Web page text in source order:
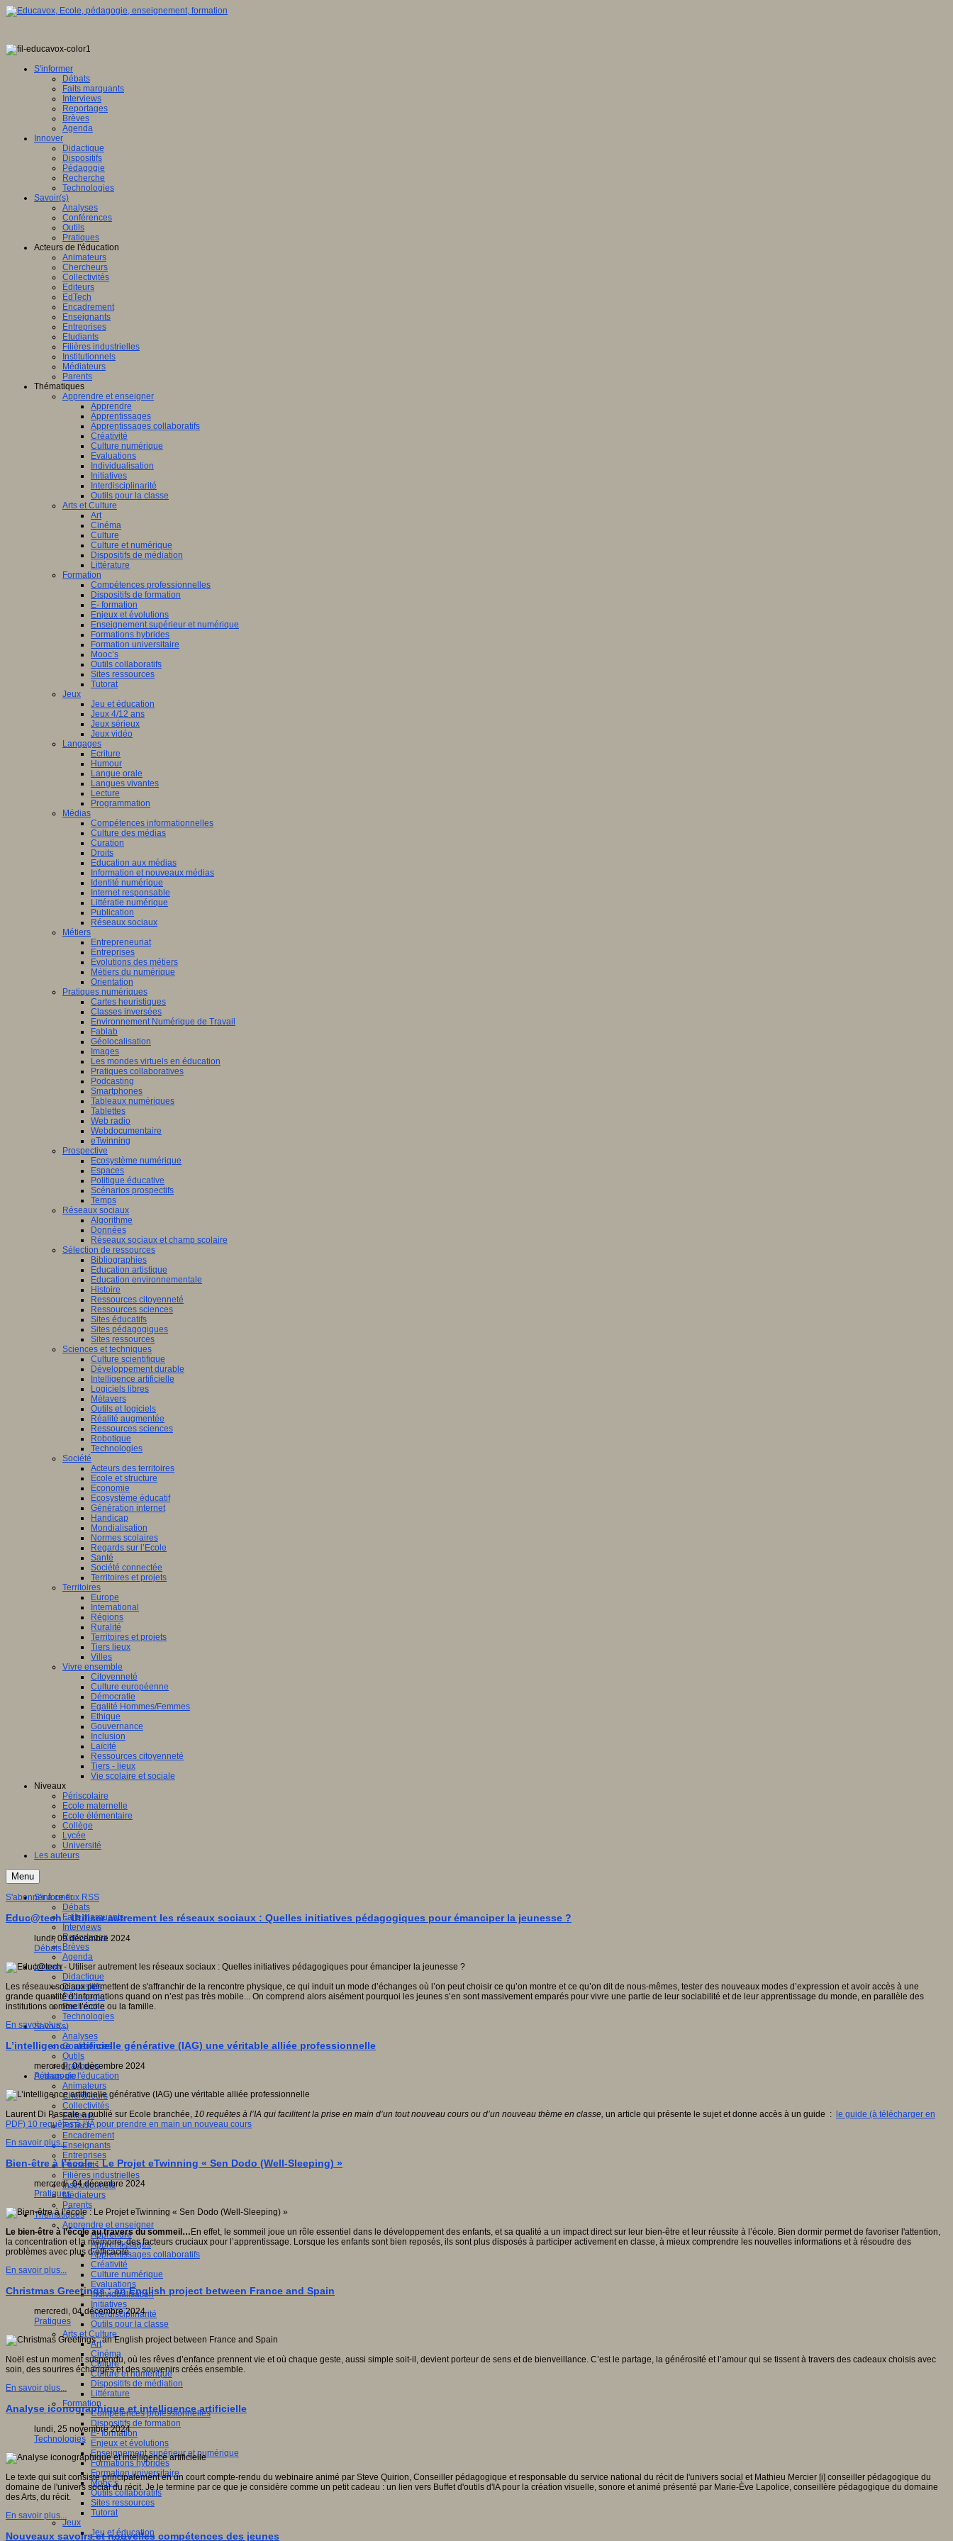
S'informer
Débats
Faits marquants
Interviews
Reportages
Brèves
Agenda
Innover
Didactique
Dispositifs
Pédagogie
Recherche
Technologies
Savoir(s)
Analyses
Conférences
Outils
Pratiques
Acteurs de l'éducation
Animateurs
Chercheurs
Collectivités
Editeurs
EdTech
Encadrement
Enseignants
Entreprises
Etudiants
Filières industrielles
Institutionnels
Médiateurs
Parents
Thématiques
Apprendre et enseigner
Apprendre
Apprentissages
Apprentissages collaboratifs
Créativité
Culture numérique
Evaluations
Individualisation
Initiatives
Interdisciplinarité
Outils pour la classe
Arts et Culture
Art
Cinéma
Culture
Culture et numérique
Dispositifs de médiation
Littérature
Formation
Compétences professionnelles
Dispositifs de formation
E- formation
Enjeux et évolutions
Enseignement supérieur et numérique
Formations hybrides
Formation universitaire
Mooc’s
Outils collaboratifs
Sites ressources
Tutorat
Jeux
Jeu et éducation
Jeux 4/12 ans
Jeux sérieux
Jeux vidéo
Langages
Ecriture
Humour
Langue orale
Langues vivantes
Lecture
Programmation
Médias
Compétences informationnelles
Culture des médias
Curation
Droits
Education aux médias
Information et nouveaux médias
Identité numérique
Internet responsable
Littératie numérique
Publication
Réseaux sociaux
Métiers
Entrepreneuriat
Entreprises
Evolutions des métiers
Métiers du numérique
Orientation
Pratiques numériques
Cartes heuristiques
Classes inversées
Environnement Numérique de Travail
Fablab
Géolocalisation
Images
Les mondes virtuels en éducation
Pratiques collaboratives
Podcasting
Smartphones
Tableaux numériques
Tablettes
Web radio
Webdocumentaire
eTwinning
Prospective
Ecosystème numérique
Espaces
Politique éducative
Scénarios prospectifs
Temps
Réseaux sociaux
Algorithme
Données
Réseaux sociaux et champ scolaire
Sélection de ressources
Bibliographies
Education artistique
Education environnementale
Histoire
Ressources citoyenneté
Ressources sciences
Sites éducatifs
Sites pédagogiques
Sites ressources
Sciences et techniques
Culture scientifique
Développement durable
Intelligence artificielle
Logiciels libres
Métavers
Outils et logiciels
Réalité augmentée
Ressources sciences
Robotique
Technologies
Société
Acteurs des territoires
Ecole et structure
Economie
Ecosystème éducatif
Génération internet
Handicap
Mondialisation
Normes scolaires
Regards sur l’Ecole
Santé
Société connectée
Territoires et projets
Territoires
Europe
International
Régions
Ruralité
Territoires et projets
Tiers lieux
Villes
Vivre ensemble
Citoyenneté
Culture européenne
Démocratie
Egalité Hommes/Femmes
Ethique
Gouvernance
Inclusion
Laïcité
Ressources citoyenneté
Tiers - lieux
Vie scolaire et sociale
Niveaux
Périscolaire
Ecole maternelle
Ecole élémentaire
Collège
Lycée
Université
Les auteurs
Menu
S'informer
Débats
Faits marquants
Interviews
Reportages
Brèves
Agenda
Innover
Didactique
Dispositifs
Pédagogie
Recherche
Technologies
Savoir(s)
Analyses
Conférences
Outils
Pratiques
Acteurs de l'éducation
Animateurs
Chercheurs
Collectivités
Editeurs
EdTech
Encadrement
Enseignants
Entreprises
Etudiants
Filières industrielles
Institutionnels
Médiateurs
Parents
Thématiques
Apprendre et enseigner
Apprendre
Apprentissages
Apprentissages collaboratifs
Créativité
Culture numérique
Evaluations
Individualisation
Initiatives
Interdisciplinarité
Outils pour la classe
Arts et Culture
Art
Cinéma
Culture
Culture et numérique
Dispositifs de médiation
Littérature
Formation
Compétences professionnelles
Dispositifs de formation
E- formation
Enjeux et évolutions
Enseignement supérieur et numérique
Formations hybrides
Formation universitaire
Mooc’s
Outils collaboratifs
Sites ressources
Tutorat
Jeux
Jeu et éducation
S'abonner à ce flux RSS
Educ@tech - Utiliser autrement les réseaux sociaux : Quelles initiatives pédagogiques pour émanciper la jeunesse ?
lundi, 09 décembre 2024
Débats
Les réseaux sociaux permettent de s'affranchir de la rencontre physique, ce qui induit un mode d’échanges où l’on peut choisir ce qu’on montre et ce qu’on dit de nous-mêmes, tester des nouveaux modes d’expression et avoir accès à une
grande quantité d’informations quand on n’est pas très mobile... On comprend alors aisément pourquoi les jeunes s’en sont massivement emparés pour vivre une partie de leur sociabilité et de leur apprentissage du monde, en parallèle des
institutions comme l’école ou la famille.
En savoir plus...
L’intelligence artificielle générative (IAG) une véritable alliée professionnelle
mercredi, 04 décembre 2024
Pédagogie
Laurent Di Pascale a publié sur Ecole branchée, 10 requêtes à l’IA qui facilitent la prise en main d’un tout nouveau cours ou d’un nouveau thème en classe, un article qui présente le sujet et donne accès à un guide :
le guide (à télécharger en
PDF) 10 requêtes à l’IA pour prendre en main un nouveau cours
En savoir plus...
Bien-être à l’école : Le Projet eTwinning « Sen Dodo (Well-Sleeping) »
mercredi, 04 décembre 2024
Pratiques
Le bien-être à l’école au travers du sommeil… En effet, le sommeil joue un rôle essentiel dans le développement des enfants, et sa qualité a un impact direct sur leur bien-être et leur réussite à l’école. Bien dormir permet de favoriser l'attention,
la concentration et la mémoire, des facteurs cruciaux pour l’apprentissage. Lorsque les enfants sont bien reposés, ils sont plus disposés à participer activement en classe, à mieux comprendre les nouvelles informations et à résoudre des
problèmes avec plus d’efficacité.
En savoir plus...
Christmas Greetings : an English project between France and Spain
mercredi, 04 décembre 2024
Pratiques
Noël est un moment suspendu, où les rêves d’enfance prennent vie et où chaque geste, aussi simple soit-il, devient porteur de sens et de bienveillance. C’est le partage, la générosité et l’amour qui se tissent à travers des cadeaux choisis avec
soin, des sourires échangés et des souvenirs créés ensemble.
En savoir plus...
Analyse iconographique et intelligence artificielle
lundi, 25 novembre 2024
Technologies
Le texte qui suit consiste principalement en un court compte-rendu du webinaire animé par Steve Quirion, Conseiller pédagogique et responsable du service national du récit de l'univers social et Mathieu Mercier [i] conseiller pédagogique du
domaine de l'univers social du récit. Je le termine par ce que je considère comme un petit cadeau : un lien vers Buffet d'outils d'IA pour la création visuelle, sonore et animé présenté par Marie-Ève Lapolice, conseillère pédagogique du domaine
des Arts, du récit.
En savoir plus...
Nouveaux savoirs et nouvelles compétences des jeunes